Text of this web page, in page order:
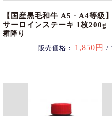
【国産黒毛和牛 A5・A4等級】
サーロインステーキ 1枚200g
霜降り
販売価格： 1,850円 /